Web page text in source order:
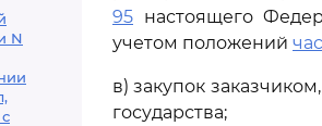
N
95 настоящего
учетом положений
в) закупок
государства;